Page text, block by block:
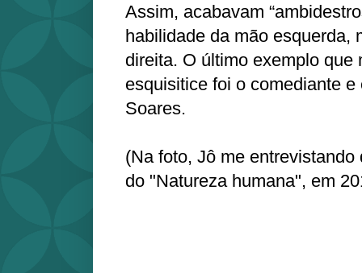
Assim, acabavam
habilidade da mão esquerda,
direita. O último exemplo que
esquisitice foi o comediante e
Soares.
(Na foto, Jô me
do "Natureza humana", em